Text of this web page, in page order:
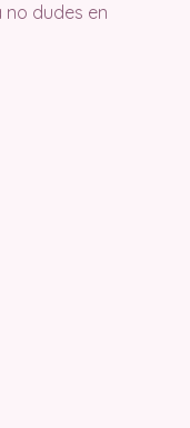
dudes en